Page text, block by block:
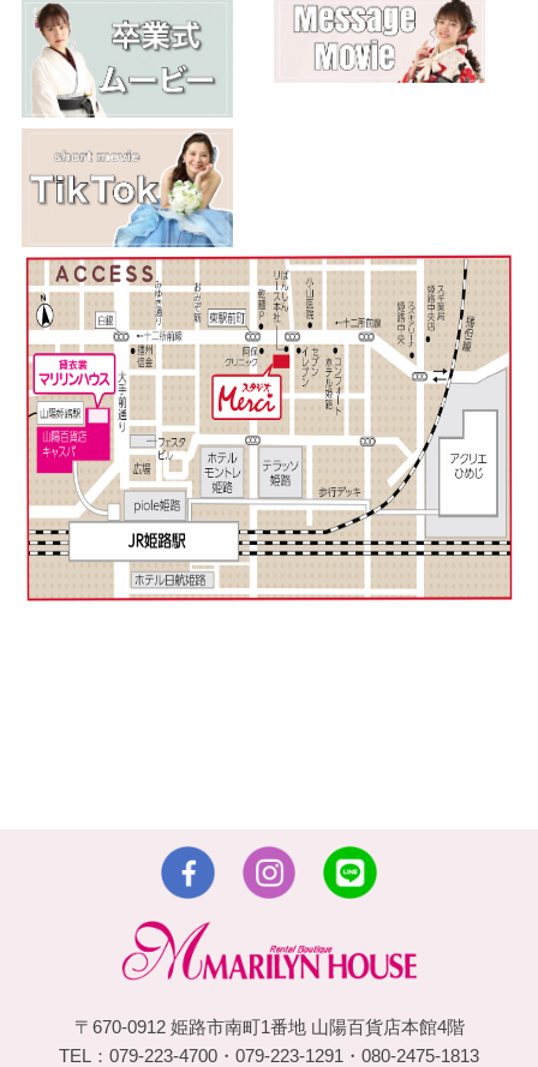
〒670-0912 姫路市南町1番地 山陽百貨店本館4階
TEL：079-223-4700・079-223-1291・080-2475-1813